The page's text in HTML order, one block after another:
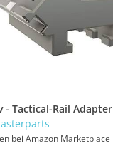
bei Amazon Marketplace